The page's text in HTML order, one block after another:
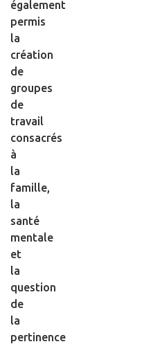
également
permis
la
création
de
groupes
de
travail
consacrés
à
la
famille,
la
santé
mentale
et
la
question
de
la
pertinence